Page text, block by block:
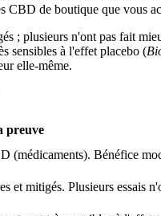
CBD de boutique que vous
; plusieurs n'ont pas fait
sensibles à l'effet placebo (
elle-même.
preuve
(médicaments). Bénéfice
et mitigés. Plusieurs essais